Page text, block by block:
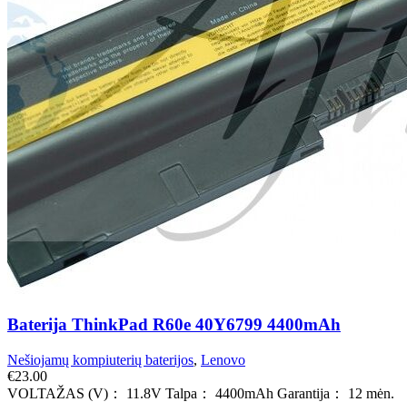
Baterija ThinkPad R60e 40Y6799 4400mAh
Nešiojamų kompiuterių baterijos, Lenovo
€23.00
VOLTAŽAS (V)： 11.8V Talpa： 4400mAh Garantija： 12 mėn.